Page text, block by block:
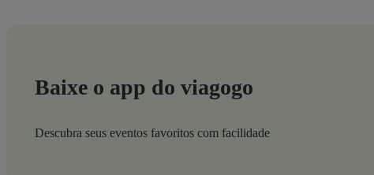
Baixe o app do viagogo
Descubra seus eventos favoritos com facilidade